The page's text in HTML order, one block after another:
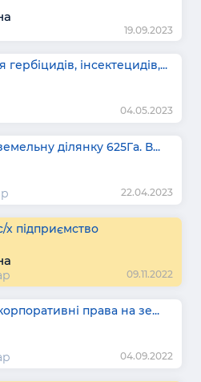
19.09.2023
інсектецидів,...
04.05.2023
ділянку 625Га. В...
22.04.2023
підприємство
09.11.2022
права на зе...
04.09.2022